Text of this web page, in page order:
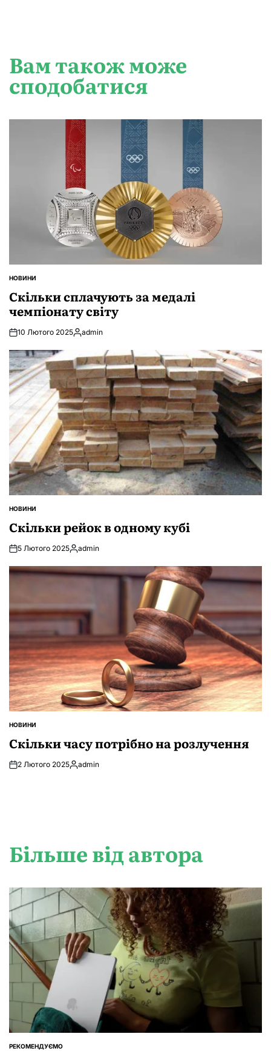
Вам також може
сподобатися
ОПУБЛІКУВАТИ
НОВИНИ
Скільки сплачують за медалі
чемпіонату світу
10 Лютого 2025Опубліковано
admin
ОПУБЛІКУВАТИ
НОВИНИ
Скільки рейок в одному кубі
5 Лютого 2025Опубліковано
admin
ОПУБЛІКУВАТИ
НОВИНИ
Скільки часу потрібно на розлучення
2 Лютого 2025Опубліковано
admin
Більше від автора
ОПУБЛІКУВАТИ
РЕКОМЕНДУЄМО